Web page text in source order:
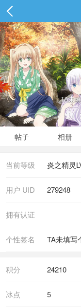
TA未
帖子 相册
当前等级 炎之精灵
用户 UID 279248
拥有认证
个性签名 TA未填写
积分 24210
冰点 5